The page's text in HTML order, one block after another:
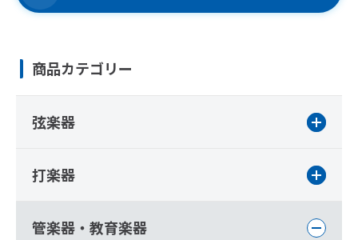
商品カテゴリー
弦楽器
打楽器
管楽器・教育楽器